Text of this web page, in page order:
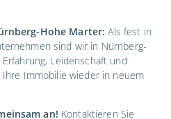
Hohe Marter: Als fest in
sind wir in Nürnberg-
Leidenschaft und
Immobilie wieder in neuem
an! Kontaktieren Sie